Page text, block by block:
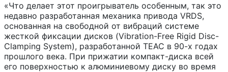
«Что делает этот проигрыватель особенным, так это
недавно разработанная механика привода VRDS,
основанная на свободной от вибраций системе
жесткой фиксации дисков (Vibration-Free Rigid Disc-
Clamping System), разработанной TEAC в 90-х годах
прошлого века. При прижатии компакт-диска всей
его поверхностью к алюминиевому диску во время